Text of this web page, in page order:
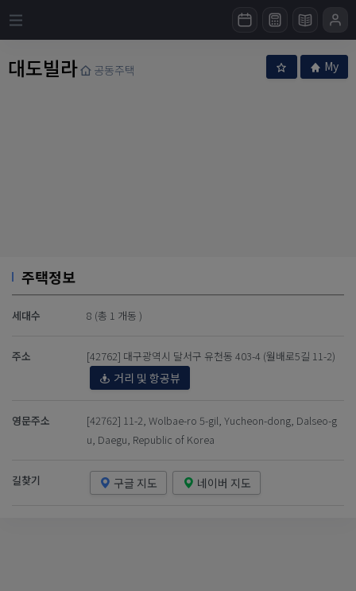
대도빌라 공동주택 My
주택정보
세대수 8 (총 1 개동 )
주소 [42762] 대구광역시 달서구 유천동 403-4 (월배로5길 11-2)
거리 및 항공뷰
영문주소
[42762] 11-2, Wolbae-ro 5-gil, Yucheon-dong, Dalseo-g
u, Daegu, Republic of Korea
길찾기 구글 지도 네이버 지도